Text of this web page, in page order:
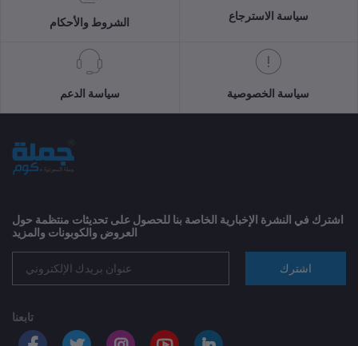
الشروط والأحكام
سياسة الاسترجاع
سياسة الدعم سياسة الخصوصية
اشترك في النشرة الإخبارية الخاصة بنا للحصول على تحديثات منتظمة حول
العروض والكوبونات والمزيد
اشترك
تابعنا